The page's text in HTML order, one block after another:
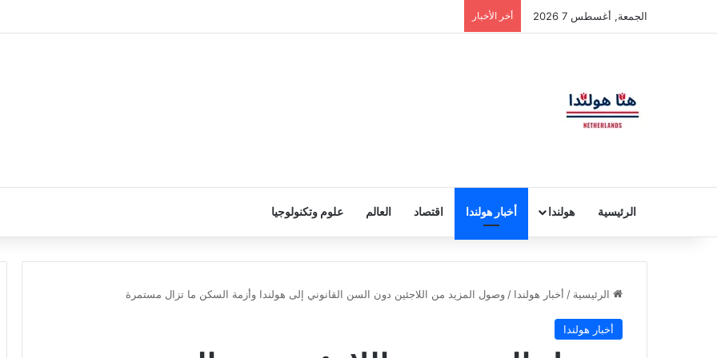
الجمعة, أغسطس 7 2026 أخر الأخبار
الرئيسية هولندا أخبار هولندا اقتصاد العالم علوم وتكنولوجيا
الرئيسية / أخبار هولندا / وصول المزيد من اللاجئين دون السن القانوني إلى هولندا وأزمة السكن ما تزال مستمرة
أخبار هولندا